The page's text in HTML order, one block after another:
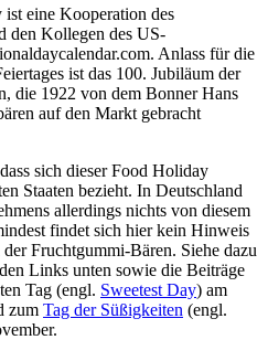
eine Kooperation des
den Kollegen des US-
Anlass für die
ist das 100. Jubiläum der
die 1922 von dem Bonner Hans
auf den Markt gebracht
sich dieser Food Holiday
Staaten bezieht. In Deutschland
allerdings nichts von diesem
findet sich hier kein Hinweis
Fruchtgummi-Bären. Siehe dazu
Links unten sowie die Beiträge
Tag (engl. Sweetest Day) am
zum Tag der Süßigkeiten (engl.